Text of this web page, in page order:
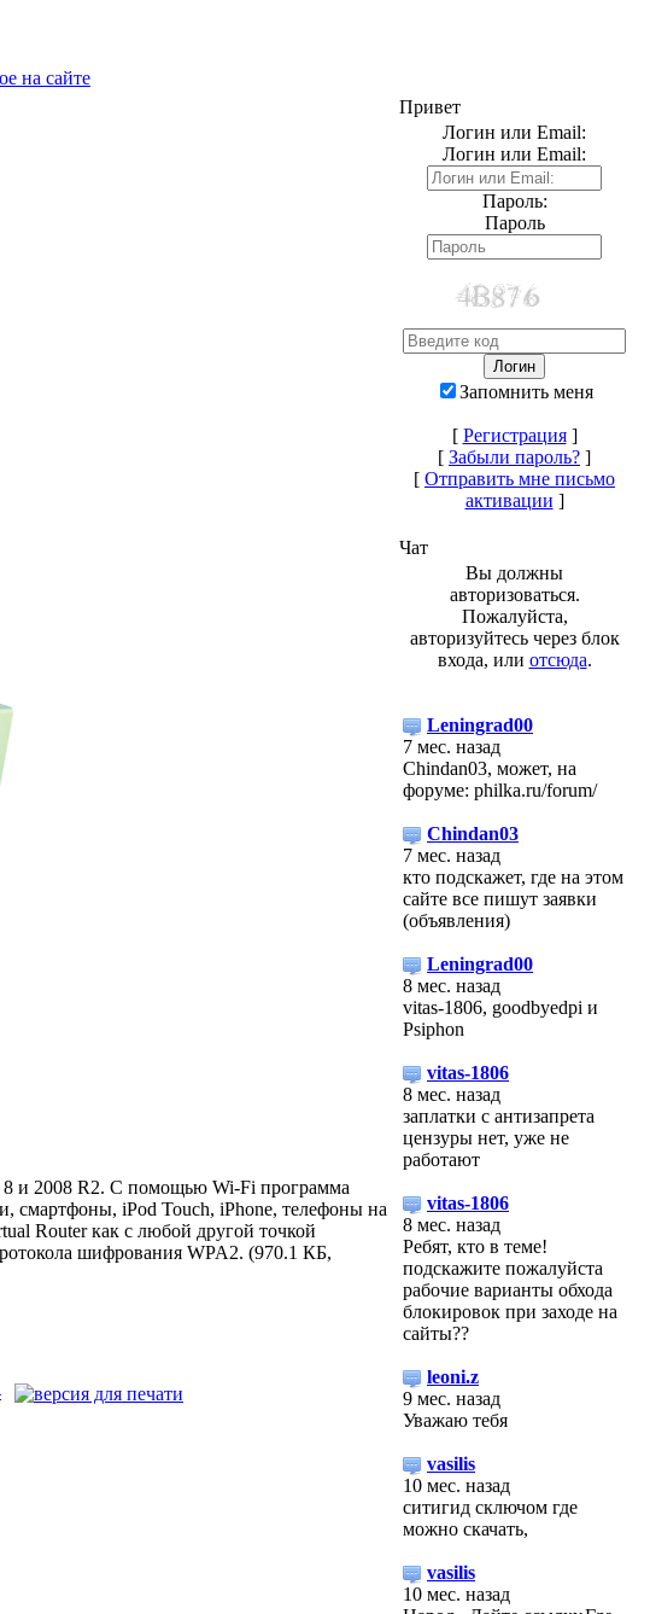
на сайте
8 и 2008 R2. С помощью Wi-Fi программа
смартфоны, iPod Touch, iPhone, телефоны на
Router как с любой другой точкой
шифрования WPA2. (970.1 КБ,
Привет
Логин или Email:
Логин или Email:
Пароль:
Пароль
Запомнить меня
[ Регистрация]
[ Забыли пароль? ]
[ Отправить мне письмо
активации ]
Чат
Вы должны
авторизоваться.
Пожалуйста,
авторизуйтесь через блок
входа, или отсюда.
Leningrad00
7 мес. назад
Chindan03, может, на
форуме: philka.ru/forum/
Chindan03
7 мес. назад
кто подскажет, где на этом
сайте все пишут заявки
(объявления)
Leningrad00
8 мес. назад
vitas-1806, goodbyedpi и
Psiphon
vitas-1806
8 мес. назад
заплатки с антизапрета
цензуры нет, уже не
работают
vitas-1806
8 мес. назад
Ребят, кто в теме!
подскажите пожалуйста
рабочие варианты обхода
блокировок при заходе на
сайты??
leoni.z
9 мес. назад
Уважаю тебя
vasilis
10 мес. назад
ситигид сключом где
можно скачать,
vasilis
10 мес. назад